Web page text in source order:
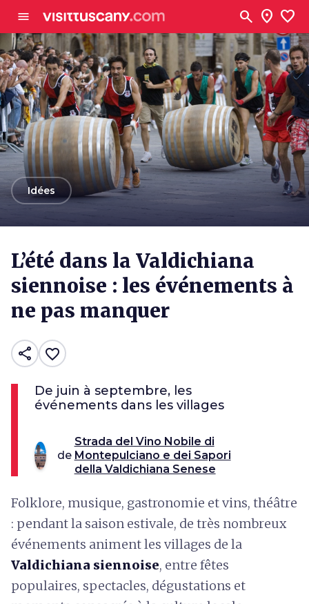
menu search location_on favorite
arrow_backIdées
L’été dans la Valdichiana
siennoise : les événements à
ne pas manquer
share favorite_border
De juin à septembre, les
événements dans les villages
de
Strada del Vino Nobile di
Montepulciano e dei Sapori
della Valdichiana Senese
Folklore, musique, gastronomie et vins, théâtre
: pendant la saison estivale, de très nombreux
événements animent les villages de la
Valdichiana siennoise, entre fêtes
populaires, spectacles, dégustations et